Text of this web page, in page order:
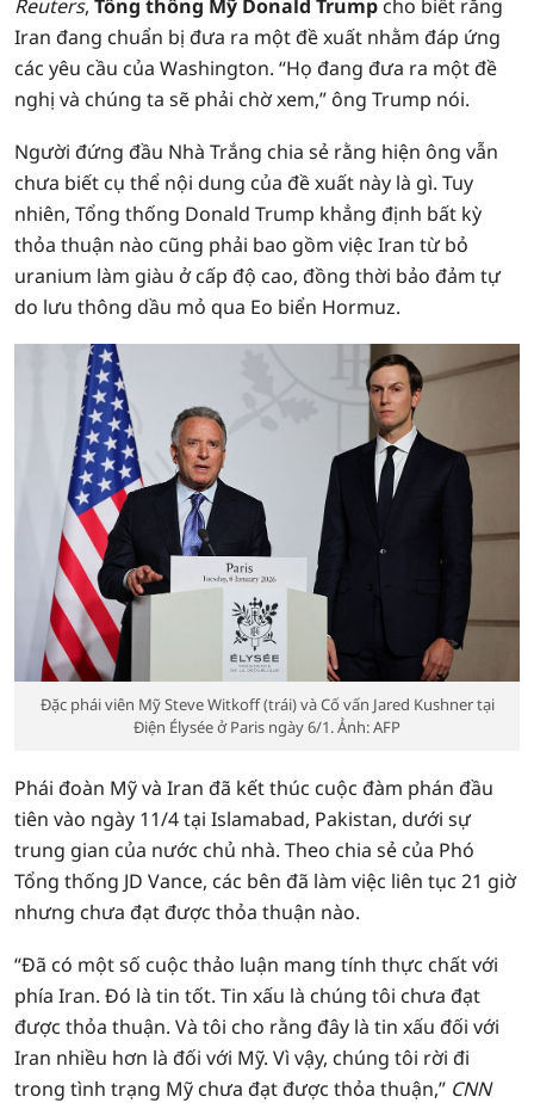
Reuters, Tổng thống Mỹ Donald Trump cho biết rằng
Iran đang chuẩn bị đưa ra một đề xuất nhằm đáp ứng
các yêu cầu của Washington. “Họ đang đưa ra một đề
nghị và chúng ta sẽ phải chờ xem,” ông Trump nói.
Người đứng đầu Nhà Trắng chia sẻ rằng hiện ông vẫn
chưa biết cụ thể nội dung của đề xuất này là gì. Tuy
nhiên, Tổng thống Donald Trump khẳng định bất kỳ
thỏa thuận nào cũng phải bao gồm việc Iran từ bỏ
uranium làm giàu ở cấp độ cao, đồng thời bảo đảm tự
do lưu thông dầu mỏ qua Eo biển Hormuz.
Đặc phái viên Mỹ Steve Witkoff (trái) và Cố vấn Jared Kushner tại
Điện Élysée ở Paris ngày 6/1. Ảnh: AFP
Phái đoàn Mỹ và Iran đã kết thúc cuộc đàm phán đầu
tiên vào ngày 11/4 tại Islamabad, Pakistan, dưới sự
trung gian của nước chủ nhà. Theo chia sẻ của Phó
Tổng thống JD Vance, các bên đã làm việc liên tục 21 giờ
nhưng chưa đạt được thỏa thuận nào.
“Đã có một số cuộc thảo luận mang tính thực chất với
phía Iran. Đó là tin tốt. Tin xấu là chúng tôi chưa đạt
được thỏa thuận. Và tôi cho rằng đây là tin xấu đối với
Iran nhiều hơn là đối với Mỹ. Vì vậy, chúng tôi rời đi
trong tình trạng Mỹ chưa đạt được thỏa thuận,” CNN